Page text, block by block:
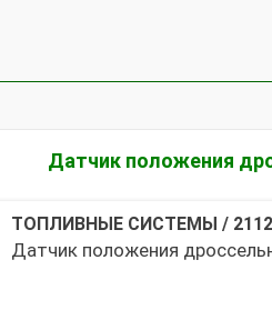
Датчик положения
ТОПЛИВНЫЕ СИСТЕМЫ /
Датчик положения